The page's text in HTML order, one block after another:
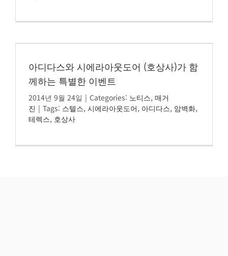
아디다스와 시에라아웃도어 (호상사)가 함
께하는 특별한 이벤트
2014년 9월 24일 | Categories: 노티스, 매거
진 | Tags: 스텔스, 시에라아웃도어, 아디다스, 암벽화,
테렉스, 호상사